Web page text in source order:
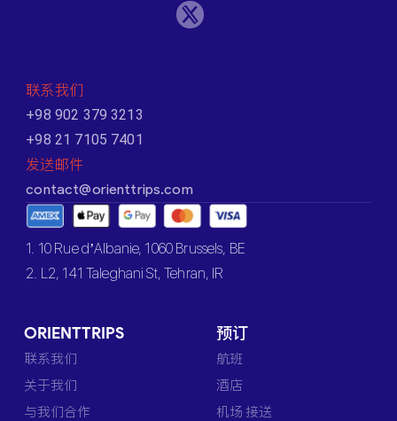
联系我们
+98 902 379 3213
+98 21 7105 7401
发送邮件
contact@orienttrips.com
1. 10 Rue d’Albanie, 1060 Brussels, BE
2. L2, 141 Taleghani St, Tehran, IR
ORIENTTRIPS
联系我们
关于我们
与我们合作
预订
航班
酒店
机场 接送